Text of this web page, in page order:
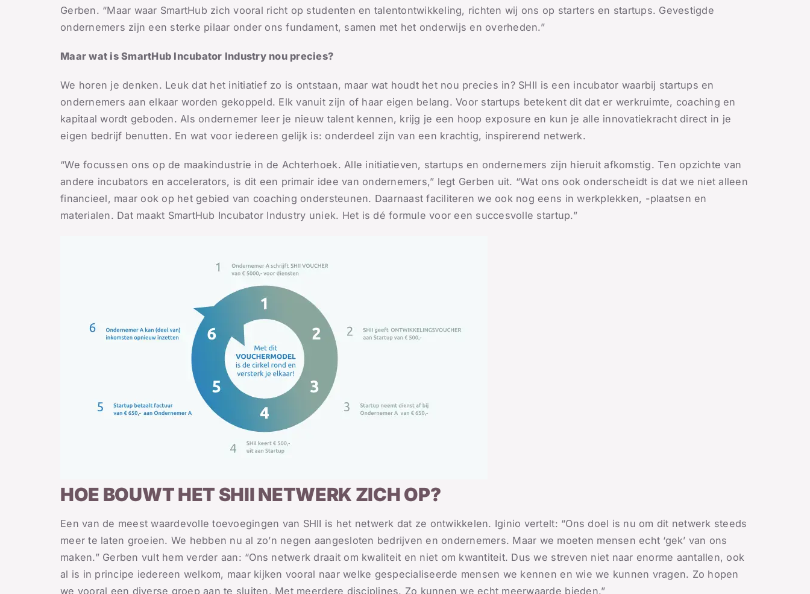
Gerben. “Maar waar SmartHub zich vooral richt op studenten en talentontwikkeling, richten wij ons op starters en startups. Gevestigde
ondernemers zijn een sterke pilaar onder ons fundament, samen met het onderwijs en overheden.”
Maar wat is SmartHub Incubator Industry nou precies?
We horen je denken. Leuk dat het initiatief zo is ontstaan, maar wat houdt het nou precies in? SHII is een incubator waarbij startups en
ondernemers aan elkaar worden gekoppeld. Elk vanuit zijn of haar eigen belang. Voor startups betekent dit dat er werkruimte, coaching en
kapitaal wordt geboden. Als ondernemer leer je nieuw talent kennen, krijg je een hoop exposure en kun je alle innovatiekracht direct in je
eigen bedrijf benutten. En wat voor iedereen gelijk is: onderdeel zijn van een krachtig, inspirerend netwerk.
“We focussen ons op de maakindustrie in de Achterhoek. Alle initiatieven, startups en ondernemers zijn hieruit afkomstig. Ten opzichte van
andere incubators en accelerators, is dit een primair idee van ondernemers,” legt Gerben uit. “Wat ons ook onderscheidt is dat we niet alleen
financieel, maar ook op het gebied van coaching ondersteunen. Daarnaast faciliteren we ook nog eens in werkplekken, -plaatsen en
materialen. Dat maakt SmartHub Incubator Industry uniek. Het is dé formule voor een succesvolle startup.”
HOE BOUWT HET SHII NETWERK ZICH OP?
Een van de meest waardevolle toevoegingen van SHII is het netwerk dat ze ontwikkelen. Iginio vertelt: “Ons doel is nu om dit netwerk steeds
meer te laten groeien. We hebben nu al zo’n negen aangesloten bedrijven en ondernemers. Maar we moeten mensen echt ‘gek’ van ons
maken.” Gerben vult hem verder aan: “Ons netwerk draait om kwaliteit en niet om kwantiteit. Dus we streven niet naar enorme aantallen, ook
al is in principe iedereen welkom, maar kijken vooral naar welke gespecialiseerde mensen we kennen en wie we kunnen vragen. Zo hopen
we vooral een diverse groep aan te sluiten. Met meerdere disciplines. Zo kunnen we echt meerwaarde bieden.”